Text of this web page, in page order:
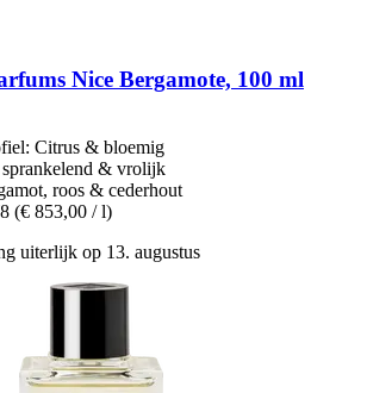
Nice Bergamote, 100 ml
Citrus & bloemig
& vrolijk
roos & cederhout
(€ 853,00 / l)
uiterlijk op 13. augustus